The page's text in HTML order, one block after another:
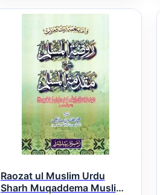
Raozat ul Muslim Urdu
Sharh Muqaddema Muslim